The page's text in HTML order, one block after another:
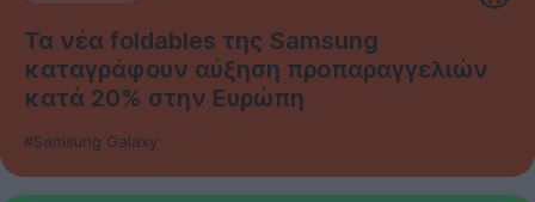
Τα νέα foldables της Samsung
καταγράφουν αύξηση προπαραγγελιών
κατά 20% στην Ευρώπη
#Samsung Galaxy